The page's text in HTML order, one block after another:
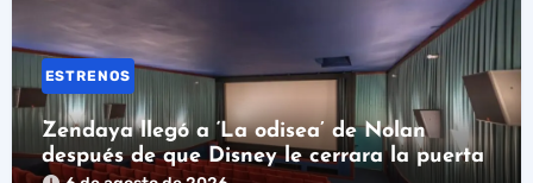
ESTRENOS
Zendaya llegó a ‘La odisea’ de Nolan
después de que Disney le cerrara la puerta